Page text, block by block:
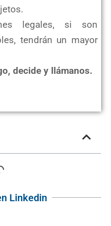
legales, si son
tendrán un mayor
decide y llámanos.
Linkedin